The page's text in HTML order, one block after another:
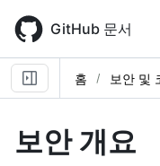
main
content
GitHub 문서
홈 보안 및
보안 개요